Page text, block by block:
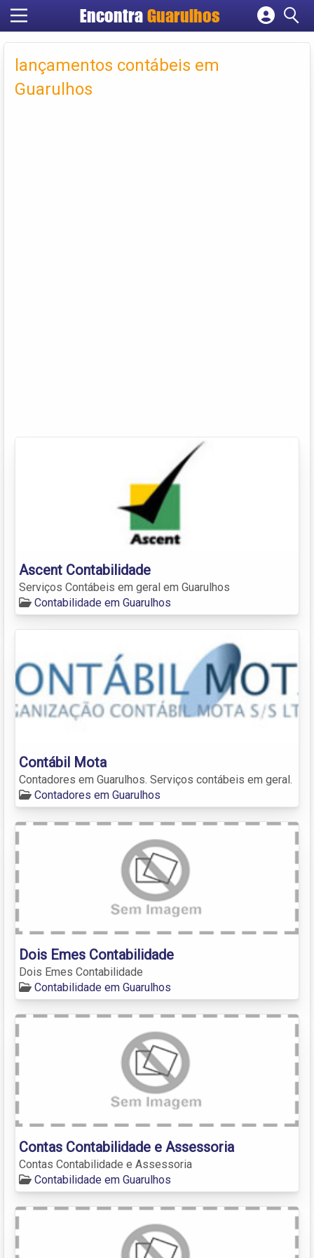
Encontra Guarulhos
Cadastrar empresa
Criar conta
lançamentos contábeis em
Guarulhos
Ascent Contabilidade
Serviços Contábeis em geral em Guarulhos
Contabilidade em Guarulhos
Contábil Mota
Contadores em Guarulhos. Serviços contábeis em geral.
Contadores em Guarulhos
Dois Emes Contabilidade
Dois Emes Contabilidade
Contabilidade em Guarulhos
Contas Contabilidade e Assessoria
Contas Contabilidade e Assessoria
Contabilidade em Guarulhos